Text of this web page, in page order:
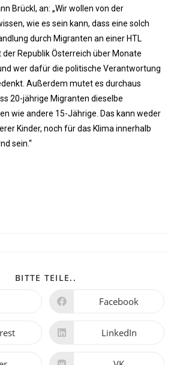
Brückl, an: „Wir wollen von der
wie es sein kann, dass eine solch
durch Migranten an einer HTL
Republik Österreich über Monate
wer dafür die politische Verantwortung
Außerdem mutet es durchaus
20-jährige Migranten dieselbe
wie andere 15-Jährige. Das kann weder
Kinder, noch für das Klima innerhalb
sein.“
BITTE TEILE..
Facebook
LinkedIn